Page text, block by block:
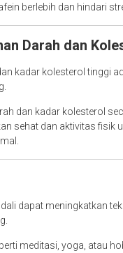
berlebih dan hindari
Darah dan
kadar kolesterol tinggi
dan kadar kolesterol
sehat dan aktivitas fisik
dapat meningkatkan
meditasi, yoga, atau